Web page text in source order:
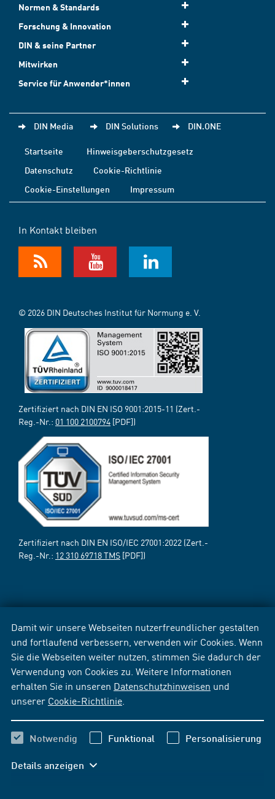
Damit wir unsere Webseiten nutzerfreundlicher gestalten
und fortlaufend verbessern, verwenden wir Cookies. Wenn
Sie die Webseiten weiter nutzen, stimmen Sie dadurch der
Verwendung von Cookies zu. Weitere Informationen
erhalten Sie in unseren Datenschutzhinweisen und
unserer Cookie-Richtlinie
Notwendig Funktional Personalisierung
Details anzeigen
Normen & Standards
Forschung & Innovation
DIN & seine Partner
Mitwirken
Service für Anwender*innen
DIN Media DIN Solutions DIN.ONE
Startseite
Hinweisgeberschutzgesetz
Datenschutz
Cookie-Richtlinie
Cookie-Einstellungen
Impressum
In Kontakt bleiben
© 2026 DIN Deutsches Institut für Normung e. V.
Zertifiziert nach DIN EN ISO 9001:2015-11 (Zert.-
Reg.-Nr.: 01 100 2100794 [PDF])
Zertifiziert nach DIN EN ISO/IEC 27001:2022 (Zert.-
Reg.-Nr.: 12 310 69718 TMS [PDF])